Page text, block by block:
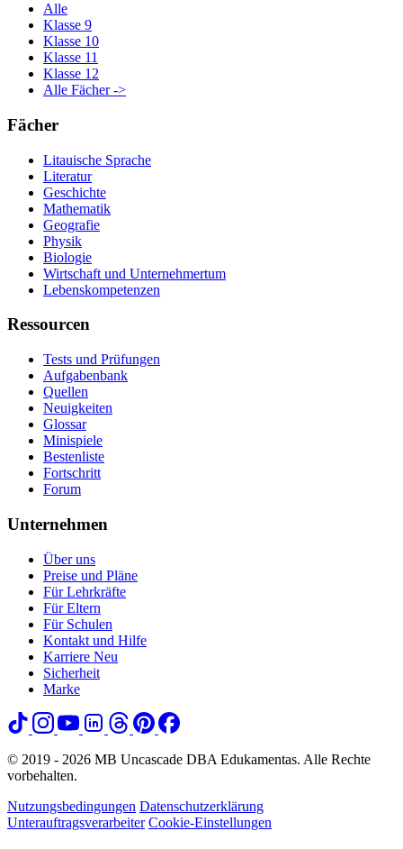
Alle
Klasse 9
Klasse 10
Klasse 11
Klasse 12
Alle Fächer ->
Fächer
Litauische Sprache
Literatur
Geschichte
Mathematik
Geografie
Physik
Biologie
Wirtschaft und Unternehmertum
Lebenskompetenzen
Ressourcen
Tests und Prüfungen
Aufgabenbank
Quellen
Neuigkeiten
Glossar
Minispiele
Bestenliste
Fortschritt
Forum
Unternehmen
Über uns
Preise und Pläne
Für Lehrkräfte
Für Eltern
Für Schulen
Kontakt und Hilfe
Karriere Neu
Sicherheit
Marke
© 2019 - 2026 MB Uncascade DBA Edukamentas. Alle Rechte
vorbehalten.
Nutzungsbedingungen Datenschutzerklärung
Unterauftragsverarbeiter Cookie-Einstellungen